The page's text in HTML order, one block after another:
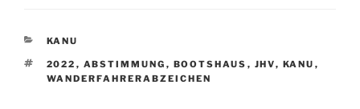
KATEGORIEN
KANU
SCHLAGWÖRTER
2022 , ABSTIMMUNG , BOOTSHAUS , JHV, KANU ,
WANDERFAHRERABZEICHEN